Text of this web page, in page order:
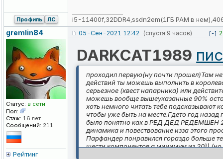
i5-11400f,32DDR4,ssdn2em(1ГБ РАМ в
Профиль ЛС
gremlin84
Статус: в сети
Пол:
Стаж: 16 лет
Сообщений: 211
Рейтинг
05-Сен-2021 12:42 (спустя 9 часов) [-] 2
DARKCAT1989
проходил первую(ну почти прошел)Там
действий ты можешь выполнить в
серьезное (квест напарника) или
можешь вообще вышеуказанные 90%
хоть немного читать тебе подсказывают
чтобы уже быть на месте.Гдето год назад
было понятно как в РЕД ДЕД РЕДЕМШЕН
динамика и повествование изза этого
Парфандер понравился гораздо больше
шести компонентов а минимум из 20)) (но